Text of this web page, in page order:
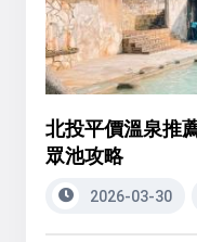
北投平價溫泉推
眾池攻略
2026-03-30